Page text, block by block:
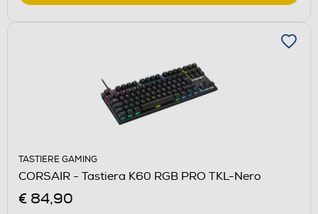
TASTIERE GAMING
CORSAIR - Tastiera K60 RGB PRO TKL-Nero
€ 84,90